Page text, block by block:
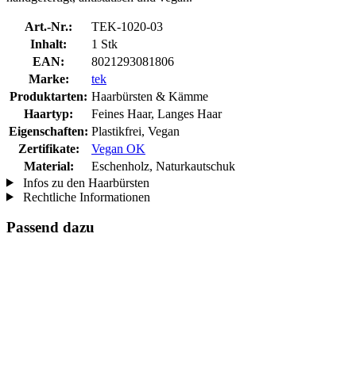
Art.-Nr.:
TEK-1020-03
Inhalt:
1 Stk
EAN:
8021293081806
Marke:
tek
Produktarten: Haarbürsten & Kämme
Haartyp:
Feines Haar, Langes Haar
Eigenschaften: Plastikfrei, Vegan
Zertifikate:
Vegan OK
Material:
Eschenholz, Naturkautschuk
Infos zu den Haarbürsten
Rechtliche Informationen
Passend dazu